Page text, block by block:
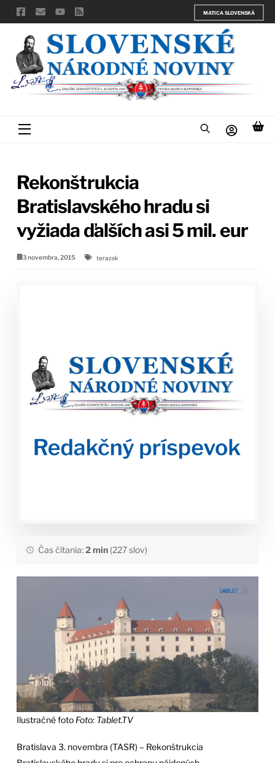
Skip
to
content
MATICA SLOVENSKÁ
Menu
Rekonštrukcia
Bratislavského hradu si
vyžiada ďalších asi 5 mil. eur
3 novembra, 2015 terazsk
Čas čítania:2 min(227 slov)
Ilustračné foto Foto: Tablet.TV
Bratislava 3. novembra (TASR) – Rekonštrukcia